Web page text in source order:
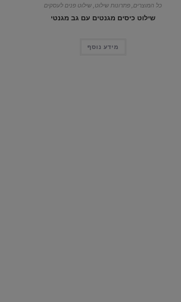
כל המוצרים,פתרונות שילוט,שילוט פנים לעסקים
שילוט כיסים מגנטים עם גב מגנטי
מידע נוסף